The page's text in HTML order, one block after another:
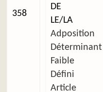
358
DE
LE/LA
Adposition
Déterminant
Faible
Défini
Article